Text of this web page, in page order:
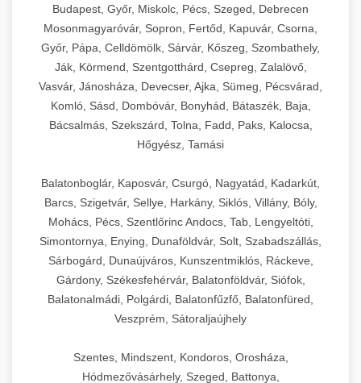
Budapest, Győr, Miskolc, Pécs, Szeged, Debrecen
Mosonmagyaróvár, Sopron, Fertőd, Kapuvár, Csorna,
Győr, Pápa, Celldömölk, Sárvár, Kőszeg, Szombathely,
Ják, Körmend, Szentgotthárd, Csepreg, Zalalövő,
Vasvár, Jánosháza, Devecser, Ajka, Sümeg, Pécsvárad,
Komló, Sásd, Dombóvár, Bonyhád, Bátaszék, Baja,
Bácsalmás, Szekszárd, Tolna, Fadd, Paks, Kalocsa,
Hőgyész, Tamási
Balatonboglár, Kaposvár, Csurgó, Nagyatád, Kadarkút,
Barcs, Szigetvár, Sellye, Harkány, Siklós, Villány, Bóly,
Mohács, Pécs, Szentlőrinc Andocs, Tab, Lengyeltóti,
Simontornya, Enying, Dunaföldvár, Solt, Szabadszállás,
Sárbogárd, Dunaújváros, Kunszentmiklós, Ráckeve,
Gárdony, Székesfehérvár, Balatonföldvár, Siófok,
Balatonalmádi, Polgárdi, Balatonfűzfő, Balatonfüred,
Veszprém, Sátoraljaújhely
Szentes, Mindszent, Kondoros, Orosháza,
Hódmezővásárhely, Szeged, Battonya,